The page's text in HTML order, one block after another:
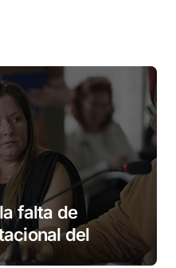
falta de
del
afuera a